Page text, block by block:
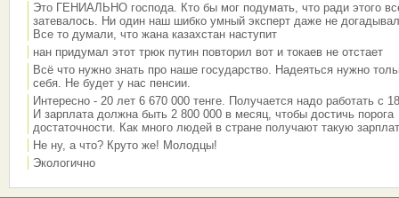
Это ГЕНИАЛЬНО господа. Кто бы мог подумать, что ради этого
затевалось. Ни один наш шибко умный эксперт даже не
Все то думали, что жана казахстан наступит
нан придумал этот трюк путин повторил вот и токаев не отстает
Всё что нужно знать про наше государство. Надеяться нужно
себя. Не будет у нас пенсии.
Интересно - 20 лет 6 670 000 тенге. Получается надо работать с
И зарплата должна быть 2 800 000 в месяц, чтобы достичь порога
достаточности. Как много людей в стране получают такую
Не ну, а что? Круто же! Молодцы!
Экологично